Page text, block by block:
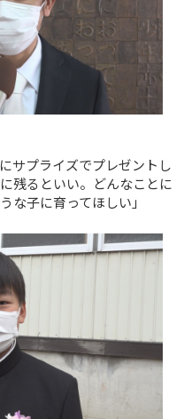
サプライズでプレゼントし
残るといい。どんなことに
な子に育ってほしい」